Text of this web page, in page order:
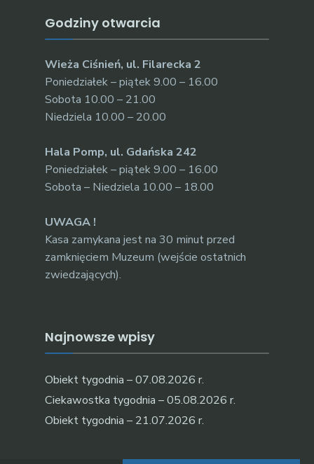
Godziny otwarcia
Wieża Ciśnień, ul. Filarecka 2
Poniedziałek – piątek 9.00 – 16.00
Sobota 10.00 – 21.00
Niedziela 10.00 – 20.00
Hala Pomp, ul. Gdańska 242
Poniedziałek – piątek 9.00 – 16.00
Sobota – Niedziela 10.00 – 18.00
UWAGA !
Kasa zamykana jest na 30 minut przed
zamknięciem Muzeum (wejście ostatnich
zwiedzających).
Najnowsze wpisy
Obiekt tygodnia – 07.08.2026 r.
Ciekawostka tygodnia – 05.08.2026 r.
Obiekt tygodnia – 21.07.2026 r.